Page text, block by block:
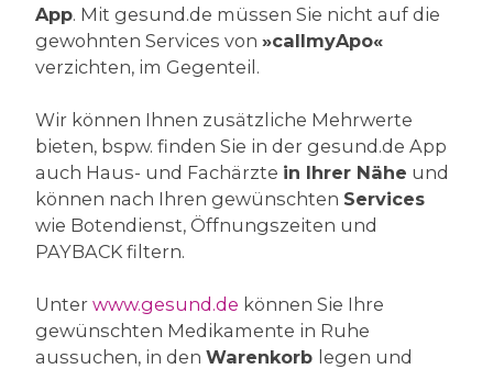
App. Mit gesund.de müssen Sie nicht auf die
gewohnten Services von »callmyApo«
verzichten, im Gegenteil.
Wir können Ihnen zusätzliche Mehrwerte
bieten, bspw. finden Sie in der gesund.de App
auch Haus- und Fachärzte in Ihrer Nähe und
können nach Ihren gewünschten Services
wie Botendienst, Öffnungszeiten und
PAYBACK filtern.
Unter www.gesund.de können Sie Ihre
gewünschten Medikamente in Ruhe
aussuchen, in den Warenkorb legen und